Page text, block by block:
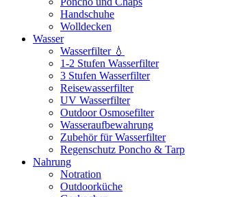
Handschuhe
Wolldecken
Wasser
Wasserfilter 💧
1-2 Stufen Wasserfilter
3 Stufen Wasserfilter
Reisewasserfilter
UV Wasserfilter
Outdoor Osmosefilter
Wasseraufbewahrung
Zubehör für Wasserfilter
Regenschutz Poncho & Tarp
Nahrung
Notration
Outdoorküche